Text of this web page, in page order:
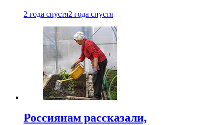
2 года спустя2 года спустя
Россиянам рассказали,